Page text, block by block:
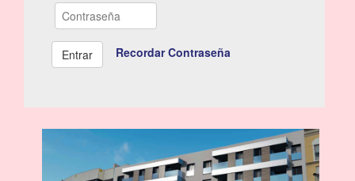
Recordar Contraseña